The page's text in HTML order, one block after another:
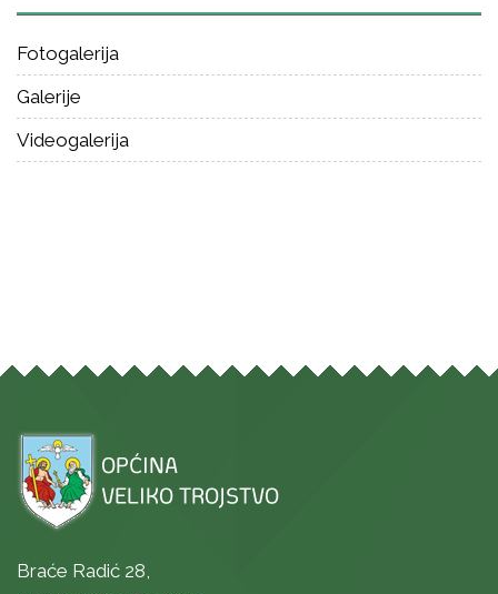
Fotogalerija
Galerije
Videogalerija
Braće Radić 28,